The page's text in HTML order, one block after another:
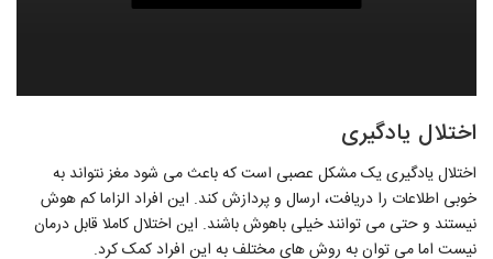
اختلال یادگیری
اختلال یادگیری یک مشکل عصبی است که باعث می شود مغز نتواند به
خوبی اطلاعات را دریافت، ارسال و پردازش کند. این افراد الزاما کم هوش
نیستند و حتی می توانند خیلی باهوش باشند. این اختلال کاملا قابل درمان
نیست اما می توان به روش های مختلف به این افراد کمک کرد.